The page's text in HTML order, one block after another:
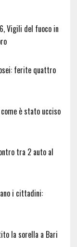
Vigili del fuoco in
ferite quattro
è stato ucciso
tra 2 auto al
i cittadini:
la sorella a Bari